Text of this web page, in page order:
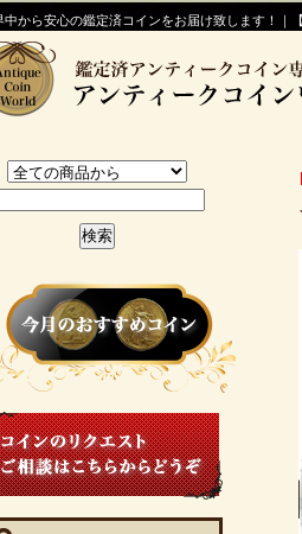
中から安心の鑑定済コインをお届け致します！｜